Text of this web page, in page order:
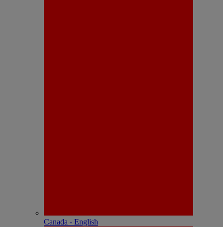
Canada - English